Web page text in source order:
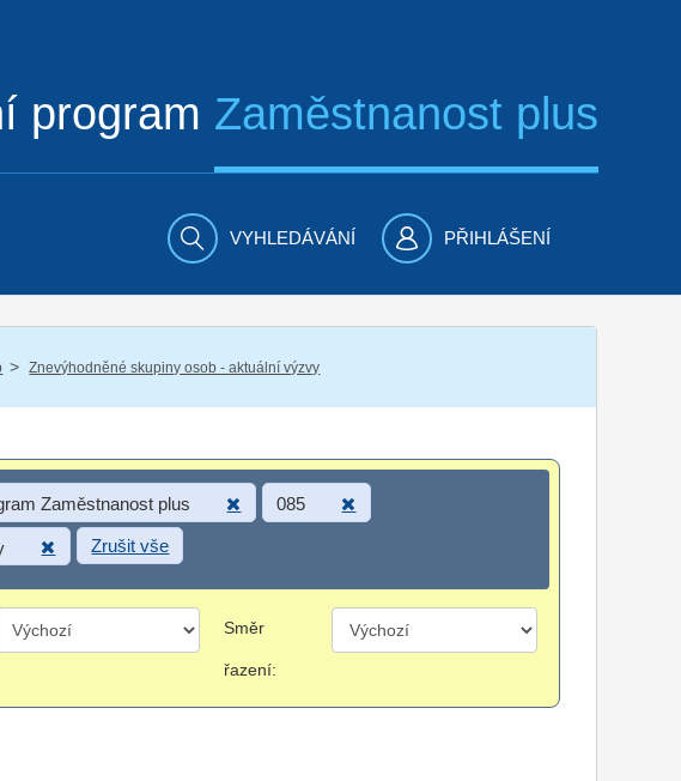
program Zaměstnanost plus
VYHLEDÁVÁNÍ PŘIHLÁŠENÍ
/ Znevýhodněné skupiny osob - aktuální výzvy
Zaměstnanost plus 085
Zrušit vše
Směr
řazení: